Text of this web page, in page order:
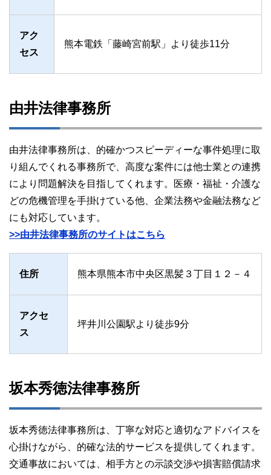
アク
セス
熊本電鉄「藤崎宮前駅」より徒歩11分
由井法律事務所
由井法律事務所は、的確かつスピーディーな事件処理に取
り組んでくれる事務所で、高度な案件には他士業との連携
により問題解決を目指してくれます。医療・福祉・介護な
どの危機管理を手掛けている他、企業法務や金融法務など
にも対応しています。
>>由井法律事務所のサイトはこちら
住所 熊本県熊本市中央区黒髪３丁目１２－４
アクセ
ス
坪井川公園駅より徒歩9分
坂本秀徳法律事務所
坂本秀徳法律事務所は、丁寧な対応と適切なアドバイスを
心掛けながら、的確な法的サービスを提供してくれます。
交通事故においては、相手方との示談交渉や損害賠償請求